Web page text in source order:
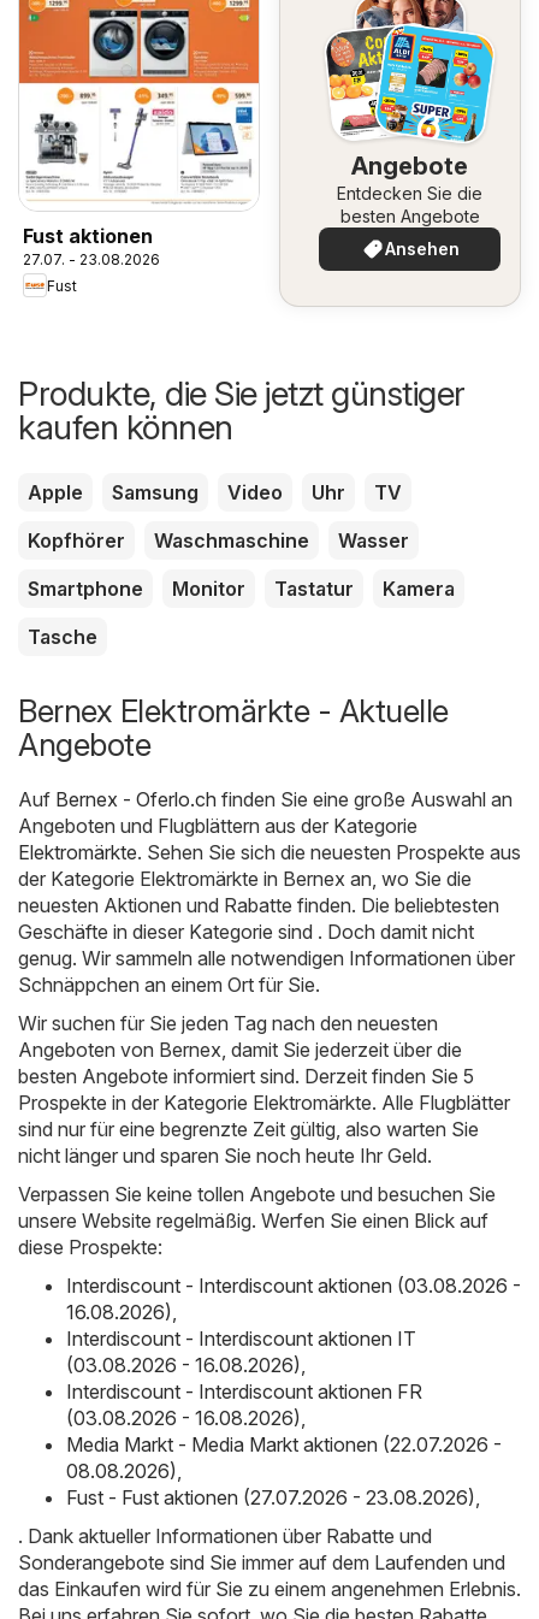
Fust aktionen
27.07. - 23.08.2026
Fust
Angebote
Entdecken Sie die
besten Angebote
Ansehen
Produkte, die Sie jetzt günstiger
kaufen können
Apple Samsung Video Uhr
TV
Kopfhörer
Waschmaschine
Wasser
Smartphone
Monitor Tastatur
Kamera
Tasche
Bernex Elektromärkte - Aktuelle
Angebote
Auf Bernex - Oferlo.ch finden Sie eine große Auswahl an
Angeboten und Flugblättern aus der Kategorie
Elektromärkte. Sehen Sie sich die neuesten Prospekte aus
der Kategorie Elektromärkte in Bernex an, wo Sie die
neuesten Aktionen und Rabatte finden. Die beliebtesten
Geschäfte in dieser Kategorie sind . Doch damit nicht
genug. Wir sammeln alle notwendigen Informationen über
Schnäppchen an einem Ort für Sie.
Wir suchen für Sie jeden Tag nach den neuesten
Angeboten von Bernex, damit Sie jederzeit über die
besten Angebote informiert sind. Derzeit finden Sie 5
Prospekte in der Kategorie Elektromärkte. Alle Flugblätter
sind nur für eine begrenzte Zeit gültig, also warten Sie
nicht länger und sparen Sie noch heute Ihr Geld.
Verpassen Sie keine tollen Angebote und besuchen Sie
unsere Website regelmäßig. Werfen Sie einen Blick auf
diese Prospekte:
Interdiscount - Interdiscount aktionen (03.08.2026 -
16.08.2026),
Interdiscount - Interdiscount aktionen IT
(03.08.2026 - 16.08.2026),
Interdiscount - Interdiscount aktionen FR
(03.08.2026 - 16.08.2026),
Media Markt - Media Markt aktionen (22.07.2026 -
08.08.2026),
Fust - Fust aktionen (27.07.2026 - 23.08.2026),
. Dank aktueller Informationen über Rabatte und
Sonderangebote sind Sie immer auf dem Laufenden und
das Einkaufen wird für Sie zu einem angenehmen Erlebnis.